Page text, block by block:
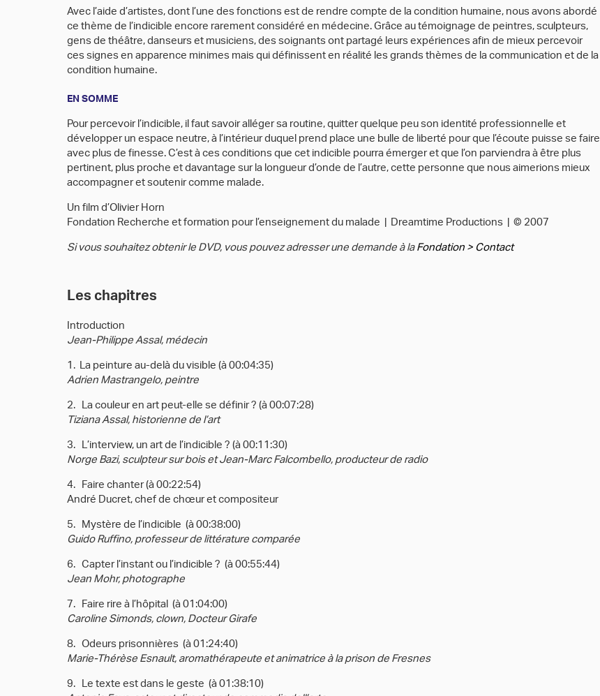
Avec l’aide d’artistes, dont l’une des fonctions est de rendre compte de la condition humaine, nous avons abordé
ce thème de l’indicible encore rarement considéré en médecine. Grâce au témoignage de peintres, sculpteurs,
gens de théâtre, danseurs et musiciens, des soignants ont partagé leurs expériences afin de mieux percevoir
ces signes en apparence minimes mais qui définissent en réalité les grands thèmes de la communication et de la
condition humaine.
EN SOMME
Pour percevoir l’indicible, il faut savoir alléger sa routine, quitter quelque peu son identité professionnelle et
développer un espace neutre, à l’intérieur duquel prend place une bulle de liberté pour que l’écoute puisse se faire
avec plus de finesse. C’est à ces conditions que cet indicible pourra émerger et que l’on parviendra à être plus
pertinent, plus proche et davantage sur la longueur d’onde de l’autre, cette personne que nous aimerions mieux
accompagner et soutenir comme malade.
Un film d’Olivier Horn
Fondation Recherche et formation pour l’enseignement du malade | Dreamtime Productions | © 2007
Si vous souhaitez obtenir le DVD, vous pouvez adresser une demande à laFondation > Contact
Les chapitres
Introduction
Jean-Philippe Assal, médecin
1. La peinture au-delà du visible (à 00:04:35)
Adrien Mastrangelo, peintre
2. La couleur en art peut-elle se définir ? (à 00:07:28)
Tiziana Assal, historienne de l’art
3. L’interview, un art de l’indicible ? (à 00:11:30)
Norge Bazi, sculpteur sur bois et Jean-Marc Falcombello, producteur de radio
4. Faire chanter (à 00:22:54)
André Ducret, chef de chœur et compositeur
5. Mystère de l’indicible (à 00:38:00)
Guido Ruffino, professeur de littérature comparée
6. Capter l’instant ou l’indicible ? (à 00:55:44)
Jean Mohr, photographe
7. Faire rire à l’hôpital (à 01:04:00)
Caroline Simonds, clown, Docteur Girafe
8. Odeurs prisonnières (à 01:24:40)
Marie-Thérèse Esnault, aromathérapeute et animatrice à la prison de Fresnes
9. Le texte est dans le geste (à 01:38:10)